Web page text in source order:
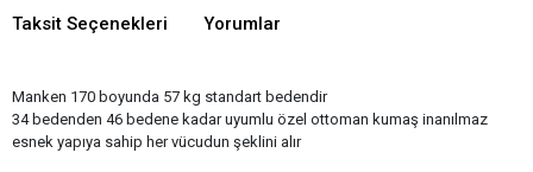
Taksit Seçenekleri Yorumlar
Manken 170 boyunda 57 kg standart bedendir
34 bedenden 46 bedene kadar uyumlu özel ottoman kumaş inanılmaz
esnek yapıya sahip her vücudun şeklini alır